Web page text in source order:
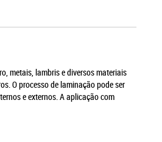
metais, lambris e diversos materiais
O processo de laminação pode ser
e externos. A aplicação com